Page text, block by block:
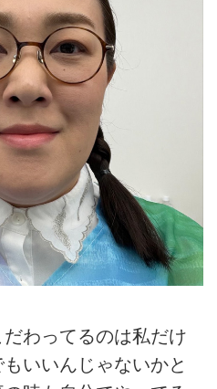
だわってるのは私だけ
いいんじゃないかと